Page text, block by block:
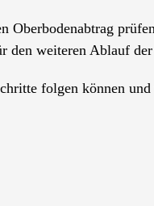
Oberbodenabtrag
den weiteren Ablauf
folgen können